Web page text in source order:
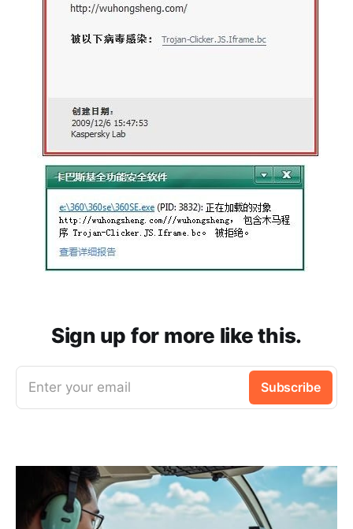
Sign up for more like this.
Enter your email Subscribe